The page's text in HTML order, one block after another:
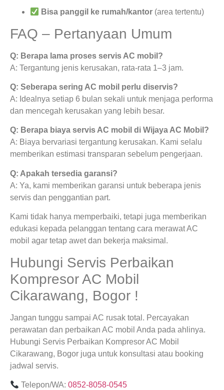
Bisa panggil ke rumah/kantor (area tertentu)
FAQ – Pertanyaan Umum
Q: Berapa lama proses servis AC mobil?
A: Tergantung jenis kerusakan, rata-rata 1–3 jam.
Q: Seberapa sering AC mobil perlu diservis?
A: Idealnya setiap 6 bulan sekali untuk menjaga performa
dan mencegah kerusakan yang lebih besar.
Q: Berapa biaya servis AC mobil di Wijaya AC Mobil?
A: Biaya bervariasi tergantung kerusakan. Kami selalu
memberikan estimasi transparan sebelum pengerjaan.
Q: Apakah tersedia garansi?
A: Ya, kami memberikan garansi untuk beberapa jenis
servis dan penggantian part.
Kami tidak hanya memperbaiki, tetapi juga memberikan
edukasi kepada pelanggan tentang cara merawat AC
mobil agar tetap awet dan bekerja maksimal.
Hubungi Servis Perbaikan
Kompresor AC Mobil
Cikarawang, Bogor !
Jangan tunggu sampai AC rusak total. Percayakan
perawatan dan perbaikan AC mobil Anda pada ahlinya.
Hubungi Servis Perbaikan Kompresor AC Mobil
Cikarawang, Bogor juga untuk konsultasi atau booking
jadwal servis.
Telepon/WA:0852-8058-0545